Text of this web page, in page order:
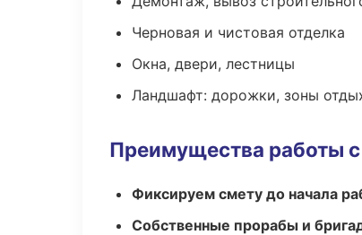
Черновая и чистовая отделка
Окна, двери, лестницы
Ландшафт: дорожки, зоны
Преимущества работы
Фиксируем смету до начала
Собственные прорабы и